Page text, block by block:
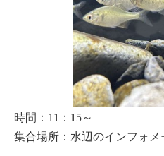
時間：11：15～
集合場所：水辺のインフォ